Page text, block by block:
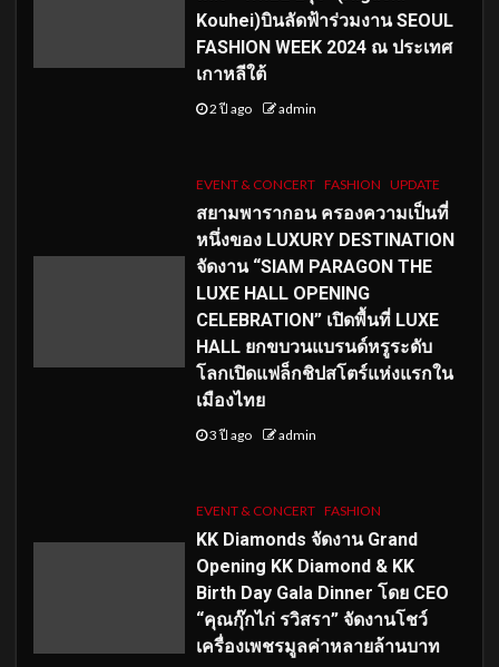
Kouhei)บินลัดฟ้าร่วมงาน SEOUL
FASHION WEEK 2024 ณ ประเทศ
เกาหลีใต้
2 ปี ago admin
EVENT & CONCERT FASHION UPDATE
สยามพารากอน ครองความเป็นที่
หนึ่งของ LUXURY DESTINATION
จัดงาน “SIAM PARAGON THE
LUXE HALL OPENING
CELEBRATION” เปิดพื้นที่ LUXE
HALL ยกขบวนแบรนด์หรูระดับ
โลกเปิดแฟล็กชิปสโตร์แห่งแรกใน
เมืองไทย
3 ปี ago admin
EVENT & CONCERT FASHION
KK Diamonds จัดงาน Grand
Opening KK Diamond & KK
Birth Day Gala Dinner โดย CEO
“คุณกุ๊กไก่ รวิสรา” จัดงานโชว์
เครื่องเพชรมูลค่าหลายล้านบาท